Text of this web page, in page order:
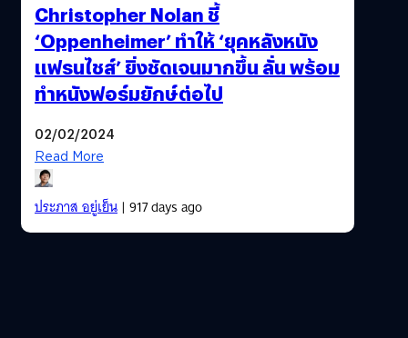
Christopher Nolan ชี้
‘Oppenheimer’ ทำให้ ‘ยุคหลังหนัง
แฟรนไชส์’ ยิ่งชัดเจนมากขึ้น ลั่น พร้อม
ทำหนังฟอร์มยักษ์ต่อไป
02/02/2024
Read More
ประภาส อยู่เย็น| 917 days ago